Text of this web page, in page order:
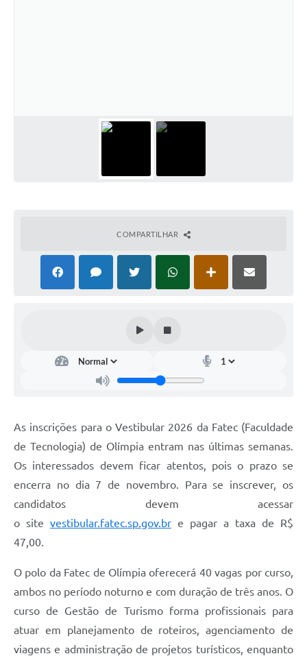
COMPARTILHAR
As inscrições para o Vestibular 2026 da Fatec (Faculdade
de Tecnologia) de Olímpia entram nas últimas semanas.
Os interessados devem ficar atentos, pois o prazo se
encerra no dia 7 de novembro. Para se inscrever, os
candidatos devem acessar
o site vestibular.fatec.sp.gov.br e pagar a taxa de R$
47,00.
O polo da Fatec de Olímpia oferecerá 40 vagas por curso,
ambos no período noturno e com duração de três anos. O
curso de Gestão de Turismo forma profissionais para
atuar em planejamento de roteiros, agenciamento de
viagens e administração de projetos turísticos, enquanto